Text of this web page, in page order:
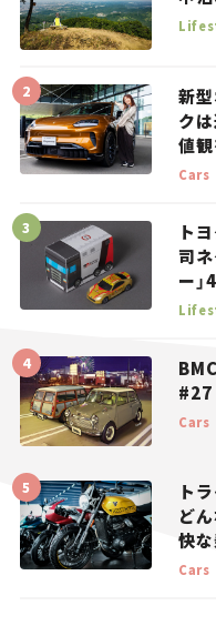
新
ク
値
り。
Cars
ト
司
ー」
マと
#27
Cars
ト
ど
快
トラ
Cars